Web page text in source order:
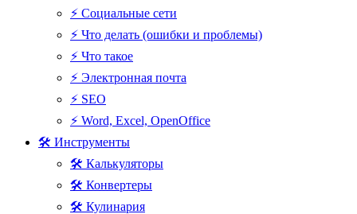
⚡ Социальные сети
⚡ Что делать (ошибки и проблемы)
⚡ Что такое
⚡ Электронная почта
⚡ SEO
⚡ Word, Excel, OpenOffice
🛠 Инструменты
🛠 Калькуляторы
🛠 Конвертеры
🛠 Кулинария